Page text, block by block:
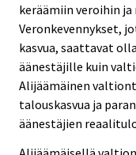
keräämiin veroihin
Veronkevennykset,
kasvua, saattavat
äänestäjille kuin
Alijäämäinen
talouskasvua ja
äänestäjien